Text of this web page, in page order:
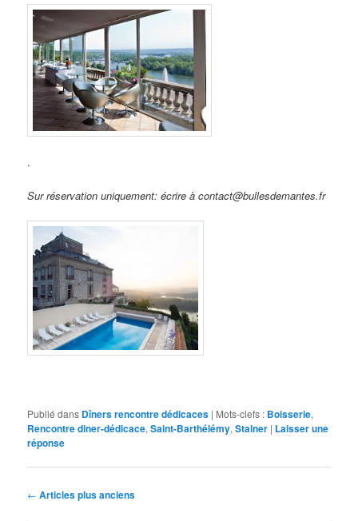
.
Sur réservation uniquement: écrire à contact@bullesdemantes.fr
Publié dans Dîners rencontre dédicaces | Mots-clefs : Boisserie,
Rencontre diner-dédicace,Saint-Barthélémy,Stalner | Laisser une
réponse
Navigation des articles
← Articles plus anciens